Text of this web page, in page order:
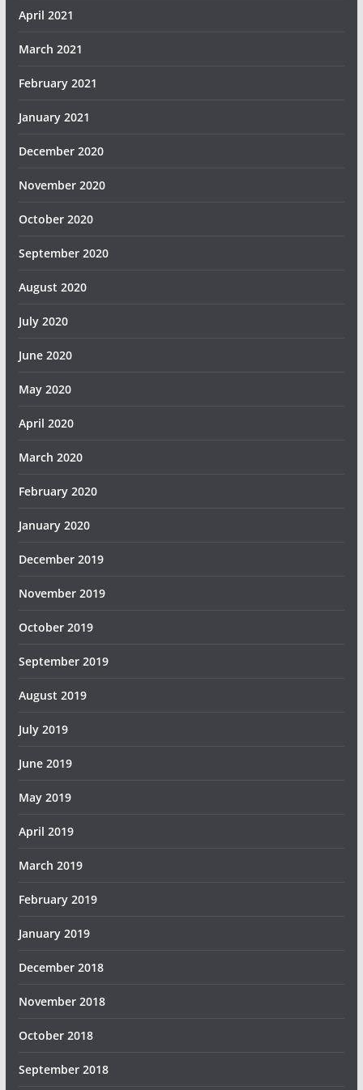
April 2021
March 2021
February 2021
January 2021
December 2020
November 2020
October 2020
September 2020
August 2020
July 2020
June 2020
May 2020
April 2020
March 2020
February 2020
January 2020
December 2019
November 2019
October 2019
September 2019
August 2019
July 2019
June 2019
May 2019
April 2019
March 2019
February 2019
January 2019
December 2018
November 2018
October 2018
September 2018